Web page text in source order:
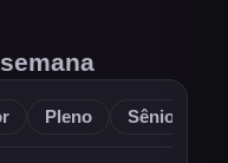
Pleno Sênior